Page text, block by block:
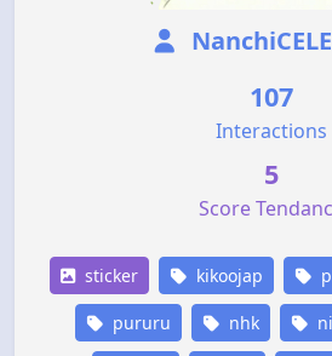
107
Interactions
5
Score
sticker kikoojap
pururu nhk ni